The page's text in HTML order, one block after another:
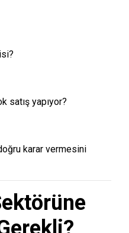
satış yapıyor?
karar vermesini